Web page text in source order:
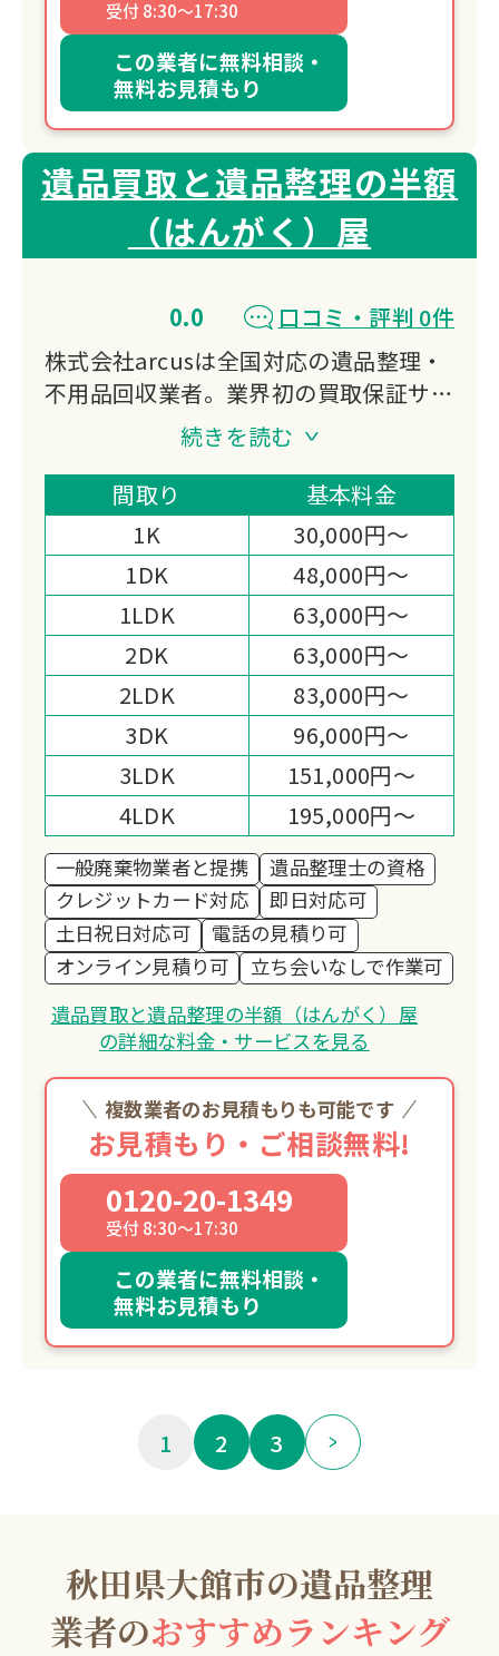
受付 8:30～17:30
この業者に無料相談・
無料お見積もり
遺品買取と遺品整理の半額
（はんがく）屋
0.0
口コミ・評判 0件
株式会社arcusは全国対応の遺品整理・
不用品回収業者。業界初の買取保証サー
ビスで、見積時の買取額を必ず保証。引
越・買取・整理・処分をワンストップで
提供し、立ち会い不要のレポート対応も
可能。経費削減により他社見積の半額で
対応する独自システムを採用。
続きを読む
間取り
基本料金
1K
30,000円～
1DK
48,000円～
1LDK
63,000円～
2DK
63,000円～
2LDK
83,000円～
3DK
96,000円～
3LDK
151,000円～
4LDK
195,000円～
一般廃棄物業者と提携
遺品整理士の資格
クレジットカード対応
即日対応可
土日祝日対応可
電話の見積り可
オンライン見積り可
立ち会いなしで作業可
遺品買取と遺品整理の半額（はんがく）屋
の詳細な料金・サービスを見る
複数業者のお見積もりも可能です
お見積もり・ご相談無料!
0120-20-1349
受付 8:30～17:30
この業者に無料相談・
無料お見積もり
1 2 3
秋田県大館市の遺品整理
業者のおすすめランキング